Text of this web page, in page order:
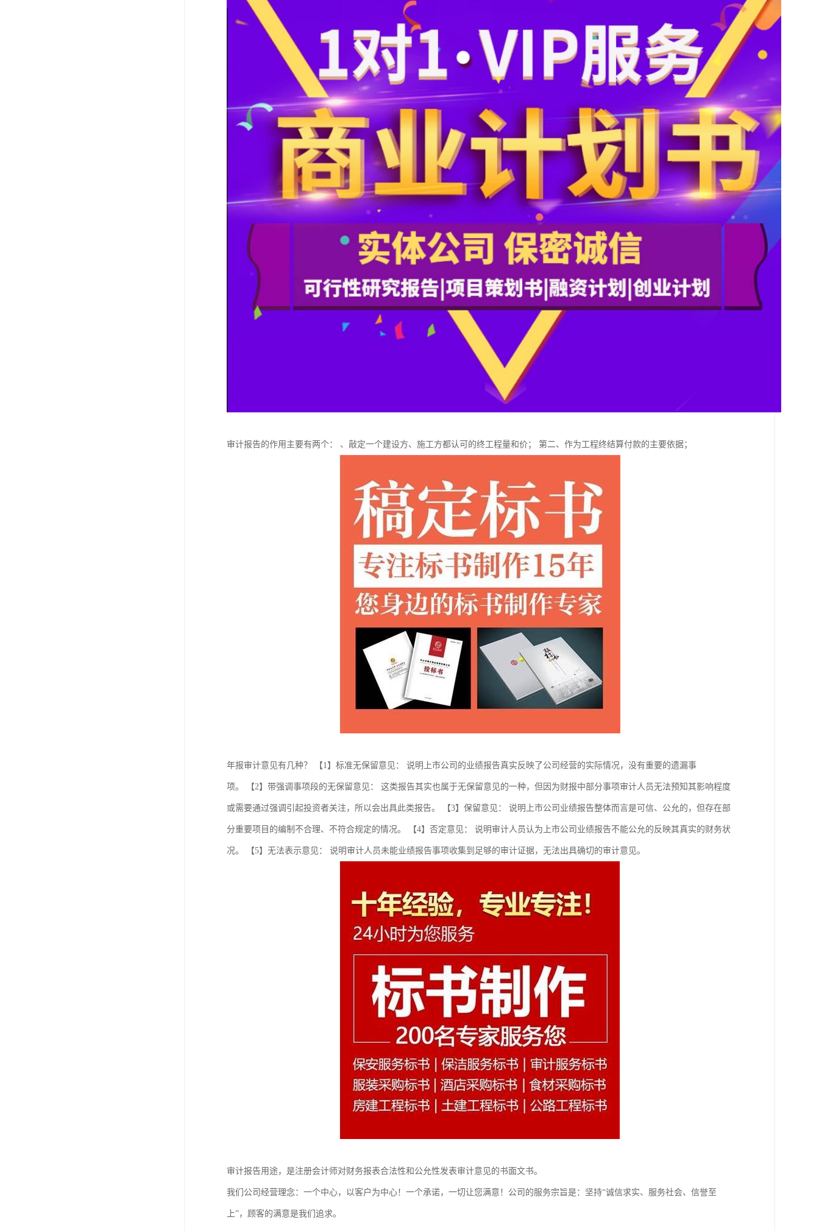
审计报告的作用主要有两个： 、敲定一个建设方、施工方都认可的终工程量和价； 第二、作为工程终结算付款的主要依据；
年报审计意见有几种？ 【1】标准无保留意见： 说明上市公司的业绩报告真实反映了公司经营的实际情况，没有重要的遗漏事
项。 【2】带强调事项段的无保留意见： 这类报告其实也属于无保留意见的一种，但因为财报中部分事项审计人员无法预知其影响程度
或需要通过强调引起投资者关注，所以会出具此类报告。 【3】保留意见： 说明上市公司业绩报告整体而言是可信、公允的，但存在部
分重要项目的编制不合理、不符合规定的情况。 【4】否定意见： 说明审计人员认为上市公司业绩报告不能公允的反映其真实的财务状
况。 【5】无法表示意见： 说明审计人员未能业绩报告事项收集到足够的审计证据，无法出具确切的审计意见。
审计报告用途，是注册会计师对财务报表合法性和公允性发表审计意见的书面文书。
我们公司经营理念：一个中心，以客户为中心！一个承诺，一切让您满意！公司的服务宗旨是：坚持“诚信求实、服务社会、信誉至
上”，顾客的满意是我们追求。